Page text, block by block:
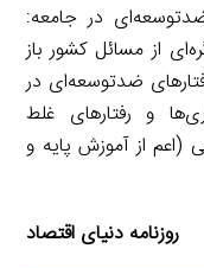
در جامعه:
از مسائل کشور باز
ضدتوسعه‌‌‌ای در
و رفتارهای غلط
از آموزش پایه و
روزنامه دنیای اقتصاد